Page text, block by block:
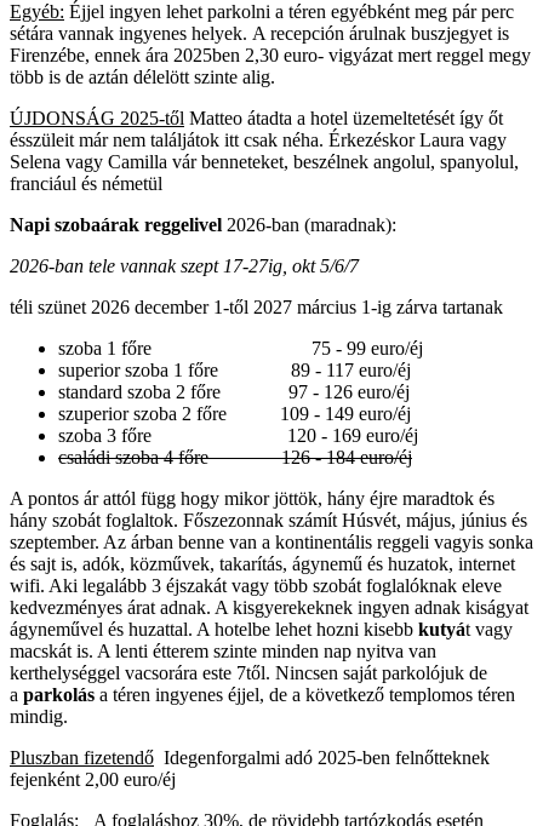
Egyéb: Éjjel ingyen lehet parkolni a téren egyébként meg pár perc
sétára vannak ingyenes helyek. A recepción árulnak buszjegyet is
Firenzébe, ennek ára 2025ben 2,30 euro- vigyázat mert reggel megy
több is de aztán délelött szinte alig.
ÚJDONSÁG 2025-től Matteo átadta a hotel üzemeltetését így őt
ésszüleit már nem találjátok itt csak néha. Érkezéskor Laura vagy
Selena vagy Camilla vár benneteket, beszélnek angolul, spanyolul,
franciául és németül
Napi szobaárak reggelivel 2026-ban (maradnak):
2026-ban tele vannak szept 17-27ig, okt 5/6/7
téli szünet 2026 december 1-től 2027 március 1-ig zárva tartanak
szoba 1 főre 75 - 99 euro/éj
superior szoba 1 főre 89 - 117 euro/éj
standard szoba 2 főre 97 - 126 euro/éj
szuperior szoba 2 főre 109 - 149 euro/éj
szoba 3 főre 120 - 169 euro/éj
családi szoba 4 főre 126 - 184 euro/éj
A pontos ár attól függ hogy mikor jöttök, hány éjre maradtok és
hány szobát foglaltok. Főszezonnak számít Húsvét, május, június és
szeptember. Az árban benne van a kontinentális reggeli vagyis sonka
és sajt is, adók, közművek, takarítás, ágynemű és huzatok, internet
wifi. Aki legalább 3 éjszakát vagy több szobát foglalóknak eleve
kedvezményes árat adnak. A kisgyerekeknek ingyen adnak kiságyat
ágyneművel és huzattal. A hotelbe lehet hozni kisebb kutyát vagy
macskát is. A lenti étterem szinte minden nap nyitva van
kerthelységgel vacsorára este 7től. Nincsen saját parkolójuk de
a parkolás a téren ingyenes éjjel, de a következő templomos téren
mindig.
Pluszban fizetendő Idegenforgalmi adó 2025-ben felnőtteknek
fejenként 2,00 euro/éj
Foglalás:
A foglaláshoz 30%, de rövidebb tartózkodás esetén